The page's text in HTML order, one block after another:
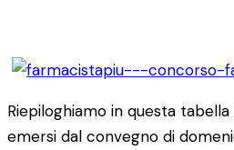
Riepiloghiamo in questa
emersi dal convegno di